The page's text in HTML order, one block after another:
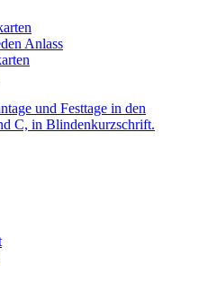
Anlass
und Festtage in den
C, in Blindenkurzschrift.